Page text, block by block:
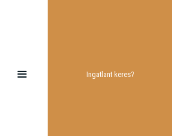
Ingatlant keres?